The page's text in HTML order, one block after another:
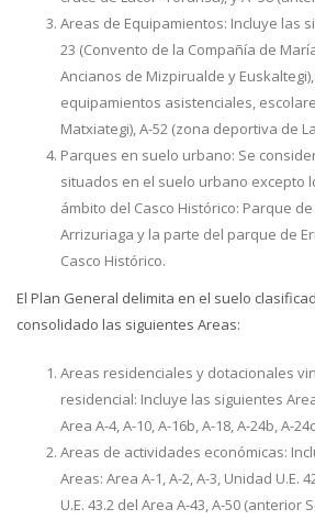
Areas de Equipamientos: Incluye las
23 (Convento de la Compañía de
Ancianos de Mizpirualde y
equipamientos asistenciales,
Matxiategi), A-52 (zona deportiva de
Parques en suelo urbano: Se
situados en el suelo urbano excepto
ámbito del Casco Histórico: Parque
Arrizuriaga y la parte del parque de
Casco Histórico.
El Plan General delimita en el suelo
consolidado las siguientes Areas:
Areas residenciales y dotacionales
residencial: Incluye las siguientes
Area A-4, A-10, A-16b, A-18, A-24b, A-
Areas de actividades económicas:
Areas: Area A-1, A-2, A-3, Unidad U.E.
U.E. 43.2 del Area A-43, A-50 (anterior